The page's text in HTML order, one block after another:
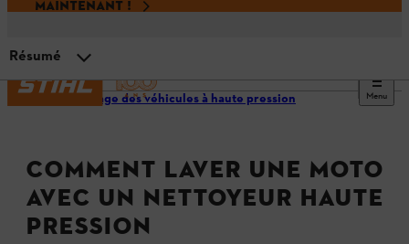
MAINTENANT !
Menu
Nettoyage des véhicules à haute pression
COMMENT LAVER UNE MOTO
AVEC UN NETTOYEUR HAUTE
PRESSION
Résumé
Pouvez-vous utiliser un nettoyeur haute pression pour
Instructions détaillées
Résumé